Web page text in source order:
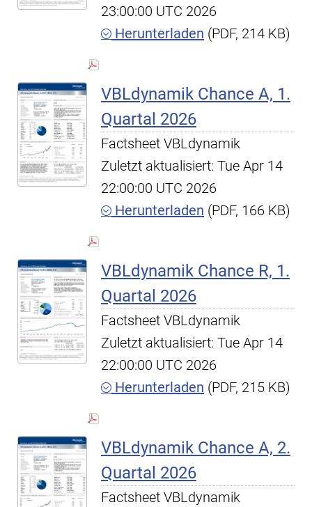
23:00:00 UTC 2026
Herunterladen (PDF, 214 KB)
VBLdynamik Chance A, 1.
Quartal 2026
Factsheet VBLdynamik
Zuletzt aktualisiert: Tue Apr 14
22:00:00 UTC 2026
Herunterladen (PDF, 166 KB)
VBLdynamik Chance R, 1.
Quartal 2026
Factsheet VBLdynamik
Zuletzt aktualisiert: Tue Apr 14
22:00:00 UTC 2026
Herunterladen (PDF, 215 KB)
VBLdynamik Chance A, 2.
Quartal 2026
Factsheet VBLdynamik